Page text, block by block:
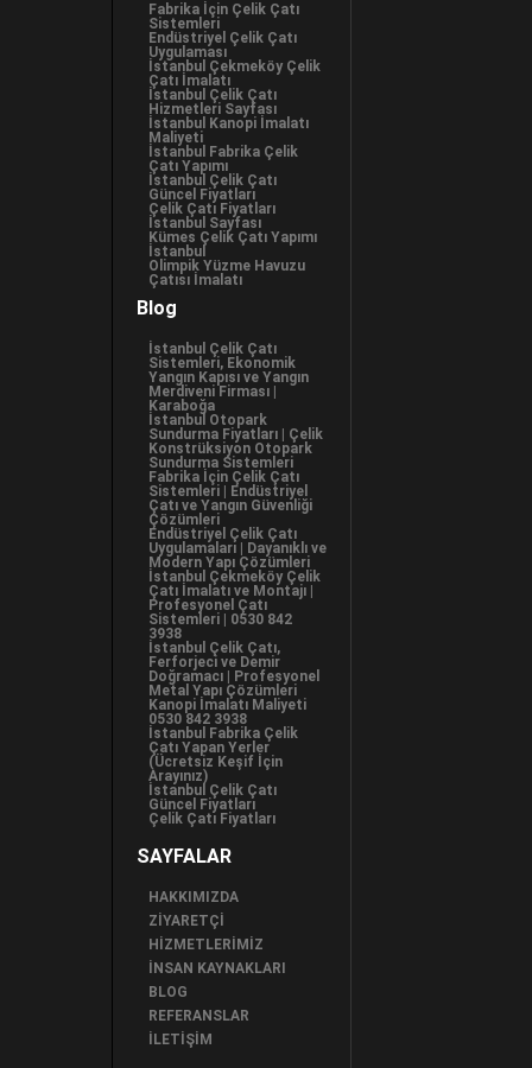
Fabrika İçin Çelik Çatı
Sistemleri
Endüstriyel Çelik Çatı
Uygulaması
İstanbul Çekmeköy Çelik
Çatı İmalatı
İstanbul Çelik Çatı
Hizmetleri Sayfası
İstanbul Kanopi İmalatı
Maliyeti
İstanbul Fabrika Çelik
Çatı Yapımı
İstanbul Çelik Çatı
Güncel Fiyatları
Çelik Çatı Fiyatları
İstanbul Sayfası
Kümes Çelik Çatı Yapımı
İstanbul
Olimpik Yüzme Havuzu
Çatısı İmalatı
Blog
İstanbul Çelik Çatı
Sistemleri, Ekonomik
Yangın Kapısı ve Yangın
Merdiveni Firması |
Karaboğa
İstanbul Otopark
Sundurma Fiyatları | Çelik
Konstrüksiyon Otopark
Sundurma Sistemleri
Fabrika İçin Çelik Çatı
Sistemleri | Endüstriyel
Çatı ve Yangın Güvenliği
Çözümleri
Endüstriyel Çelik Çatı
Uygulamaları | Dayanıklı ve
Modern Yapı Çözümleri
İstanbul Çekmeköy Çelik
Çatı İmalatı ve Montajı |
Profesyonel Çatı
Sistemleri | 0530 842
3938
İstanbul Çelik Çatı,
Ferforjeci ve Demir
Doğramacı | Profesyonel
Metal Yapı Çözümleri
Kanopi İmalatı Maliyeti
0530 842 3938
İstanbul Fabrika Çelik
Çatı Yapan Yerler
(Ücretsiz Keşif İçin
Arayınız)
İstanbul Çelik Çatı
Güncel Fiyatları
Çelik Çatı Fiyatları
SAYFALAR
HAKKIMIZDA
ZİYARETÇİ
HİZMETLERİMİZ
İNSAN KAYNAKLARI
BLOG
REFERANSLAR
İLETİŞİM